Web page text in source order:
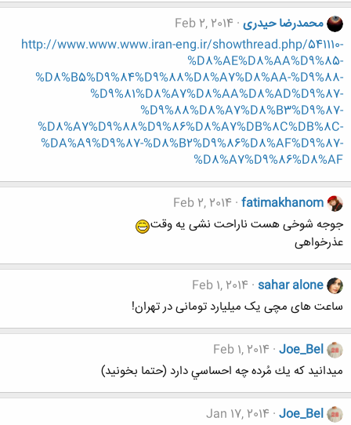
محمدرضا حیدری Feb 2, 2014
http://www.www.www.iran-eng.ir/showthread.php/541110-
%D8%AE%D8%AA%D9%85-
%D8%B5%D9%84%D9%88%D8%A7%D8%AA-%D9%88-
%D9%81%D8%A7%D8%AA%D8%AD%D9%87-
%D9%88%D8%A7%D8%B3%D9%87-
%D8%A7%D9%88%D9%86%D8%A7%DB%8C%DB%8C-
%DA%A9%D9%87-%D8%B2%D9%86%D8%AF%D9%87-
%D8%A7%D9%86%D8%AF
fatimakhanom
Feb 2, 2014
جوجه شوخی هست ناراحت نشی یه وقت
عذرخواهی
sahar alone
Feb 1, 2014
ساعت های مچی یک میلیارد تومانی در تهران!
Joe_Bel
Feb 1, 2014
ميدانيد كه يك مُرده چه احساسي دارد (حتما بخونید)
Joe_Bel
Jan 17, 2014